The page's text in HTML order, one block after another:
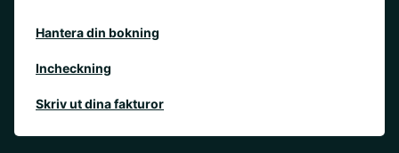
Hantera din bokning
Incheckning
Skriv ut dina fakturor